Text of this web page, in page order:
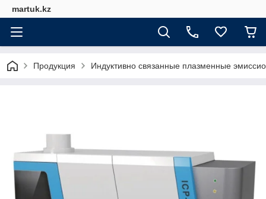
martuk.kz
Продукция Индуктивно связанные плазменные